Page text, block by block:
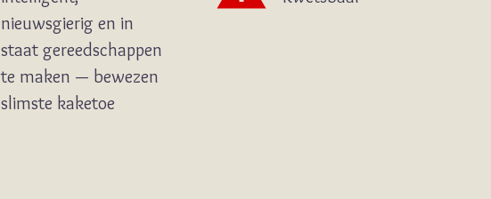
nieuwsgierig en in
staat gereedschappen
te maken — bewezen
slimste kaketoe